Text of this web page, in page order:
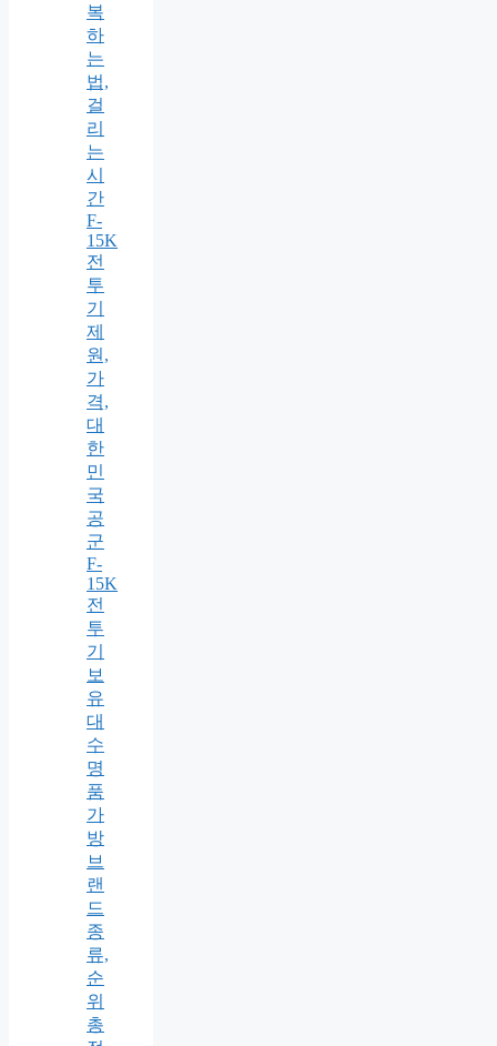
복
하
는
법,
걸
리
는
시
간
F-
15K
전
투
기
제
원,
가
격,
대
한
민
국
공
군
F-
15K
전
투
기
보
유
대
수
명
품
가
방
브
랜
드
종
류,
순
위
총